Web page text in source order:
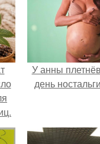
У анны
день